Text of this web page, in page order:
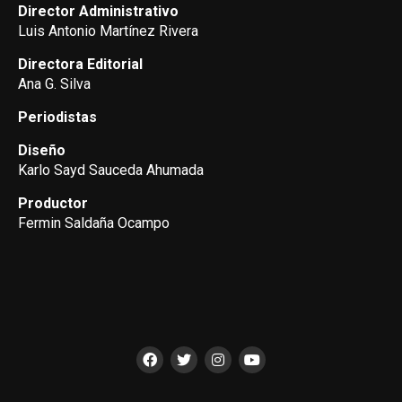
Director Administrativo
Luis Antonio Martínez Rivera
Directora Editorial
Ana G. Silva
Periodistas
Diseño
Karlo Sayd Sauceda Ahumada
Productor
Fermin Saldaña Ocampo